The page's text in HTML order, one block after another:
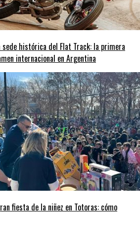
sede histórica del Flat Track: la primera
internacional en Argentina
fiesta de la niñez en Totoras: cómo